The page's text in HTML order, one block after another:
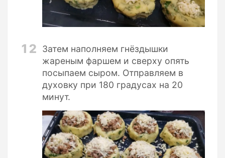
12
Затем наполняем гнёздышки
жареным фаршем и сверху опять
посыпаем сыром. Отправляем в
духовку при 180 градусах на 20
минут.